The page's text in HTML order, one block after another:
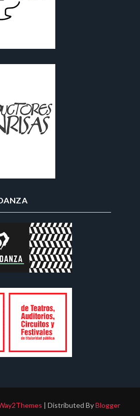
| Distributed ByBlogger